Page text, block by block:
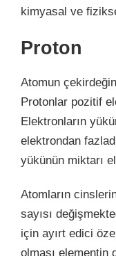
kimyasal ve
Proton
Atomun
Protonlar pozitif
Elektronların
elektrondan
yükünün miktarı
Atomların
sayısı
için ayırt edici
olması elementin